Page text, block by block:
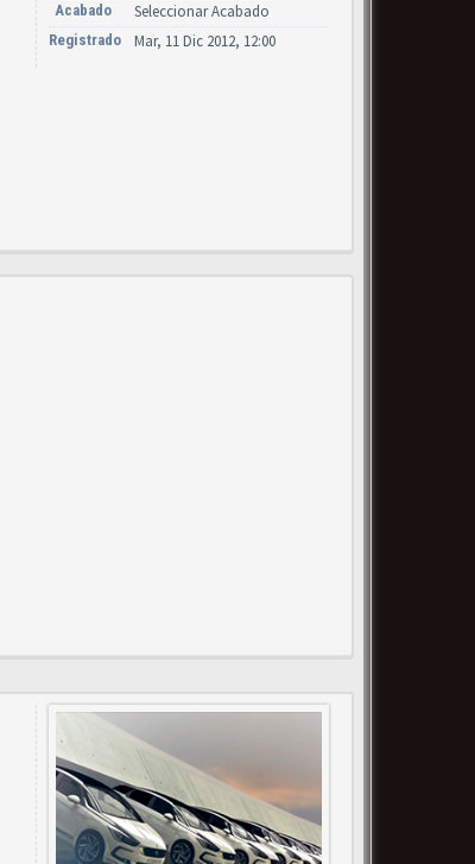
Acabado Seleccionar Acabado
Registrado Mar, 11 Dic 2012, 12:00